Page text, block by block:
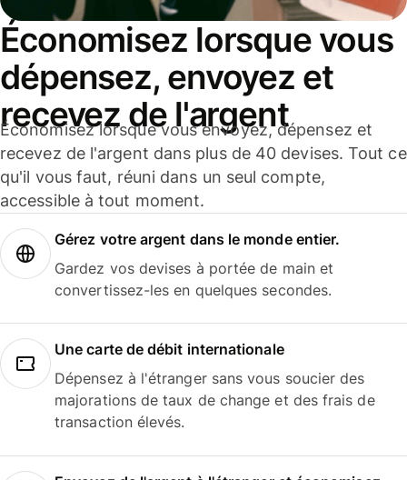
Économisez lorsque vous
dépensez, envoyez et
recevez de l'argent
Économisez lorsque vous envoyez, dépensez et
recevez de l'argent dans plus de 40 devises. Tout ce
qu'il vous faut, réuni dans un seul compte,
accessible à tout moment.
Gérez votre argent dans le monde entier.
Gardez vos devises à portée de main et
convertissez-les en quelques secondes.
Une carte de débit internationale
Dépensez à l'étranger sans vous soucier des
majorations de taux de change et des frais de
transaction élevés.